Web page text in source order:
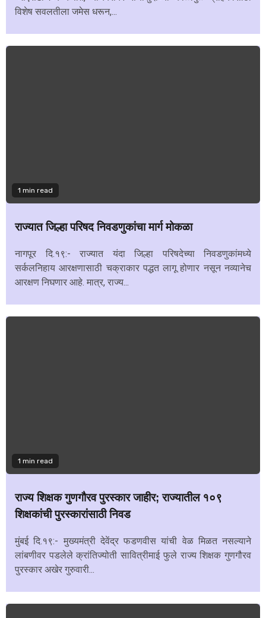
विशेष सवलतीला जमेस धरून,...
1 min read
राज्यात जिल्हा परिषद निवडणुकांचा मार्ग मोकळा
नागपूर दि.१९:- राज्यात यंदा जिल्हा परिषदेच्या निवडणुकांमध्ये
सर्कलनिहाय आरक्षणासाठी चक्राकार पद्धत लागू होणार नसून नव्यानेच
आरक्षण निघणार आहे. मात्र, राज्य...
1 min read
राज्य शिक्षक गुणगौरव पुरस्कार जाहीर; राज्यातील १०९
शिक्षकांची पुरस्कारांसाठी निवड
मुंबई दि.१९:- मुख्यमंत्री देवेंद्र फडणवीस यांची वेळ मिळत नसल्याने
लांबणीवर पडलेले क्रांतिज्योती सावित्रीमाई फुले राज्य शिक्षक गुणगौरव
पुरस्कार अखेर गुरुवारी...